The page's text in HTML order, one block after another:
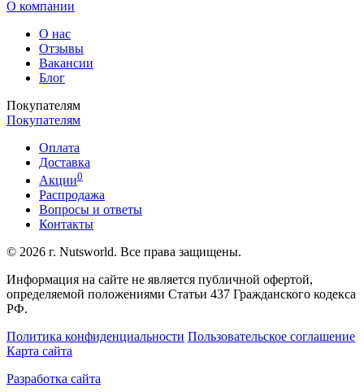
О компании
О нас
Отзывы
Вакансии
Блог
Покупателям
Покупателям
Оплата
Доставка
Акции0
Распродажа
Вопросы и ответы
Контакты
© 2026 г. Nutsworld. Все права защищены.
Информация на сайте не является публичной офертой,
определяемой положениями Статьи 437 Гражданского кодекса
РФ.
Политика конфиденциальности Пользовательское соглашение
Карта сайта
Разработка сайта